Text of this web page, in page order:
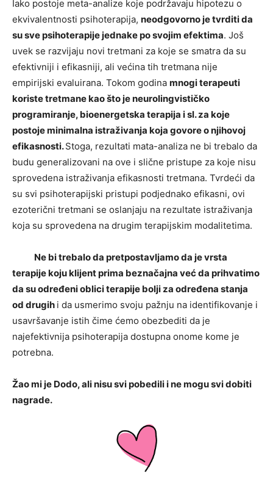
Iako postoje meta-analize koje podržavaju hipotezu o
ekvivalentnosti psihoterapija, neodgovorno je tvrditi da
su sve psihoterapije jednake po svojim efektima. Još
uvek se razvijaju novi tretmani za koje se smatra da su
efektivniji i efikasniji, ali većina tih tretmana nije
empirijski evaluirana. Tokom godina mnogi terapeuti
koriste tretmane kao što je neurolingvističko
programiranje, bioenergetska terapija i sl. za koje
postoje minimalna istraživanja koja govore o njihovoj
efikasnosti.Stoga, rezultati mata-analiza ne bi trebalo da
budu generalizovani na ove i slične pristupe za koje nisu
sprovedena istraživanja efikasnosti tretmana. Tvrdeći da
su svi psihoterapijski pristupi podjednako efikasni, ovi
ezoterični tretmani se oslanjaju na rezultate istraživanja
koja su sprovedena na drugim terapijskim modalitetima.
Ne bi trebalo da pretpostavljamo da je vrsta
terapije koju klijent prima beznačajna već da prihvatimo
da su određeni oblici terapije bolji za određena stanja
od drugih i da usmerimo svoju pažnju na identifikovanje i
usavršavanje istih čime ćemo obezbediti da je
najefektivnija psihoterapija dostupna onome kome je
potrebna.
Žao mi je Dodo, ali nisu svi pobedili i ne mogu svi dobiti
nagrade.